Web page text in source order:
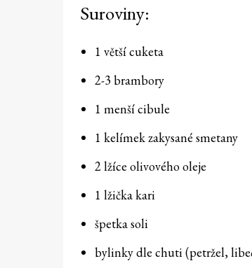
Suroviny:
1 větší cuketa
2-3 brambory
1 menší cibule
1 kelímek zakysané smetany
2 lžíce olivového oleje
1 lžička kari
špetka soli
bylinky dle chuti (petržel,